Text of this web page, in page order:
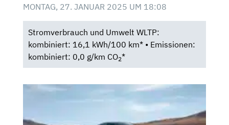
MONTAG, 27. JANUAR 2025 UM 18:08
Stromverbrauch und Umwelt WLTP:
kombiniert: 16,1 kWh/100 km* • Emissionen:
kombiniert: 0,0 g/km CO2*